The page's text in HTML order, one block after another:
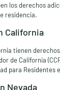
los derechos
residencia.
California
tienen
de California
para Residentes
Nevada